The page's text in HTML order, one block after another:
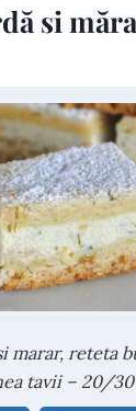
si
marar, reteta
tavii – 20/